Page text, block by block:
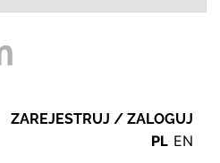
ZAREJESTRUJ / ZALOGUJ
PL EN